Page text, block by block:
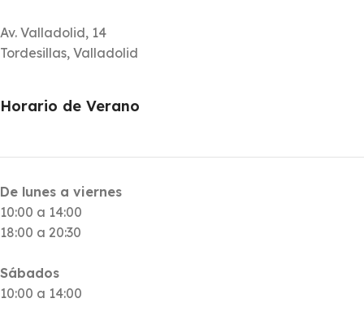
Av. Valladolid, 14
Tordesillas, Valladolid
Horario de Verano
De lunes a viernes
10:00 a 14:00
18:00 a 20:30
Sábados
10:00 a 14:00